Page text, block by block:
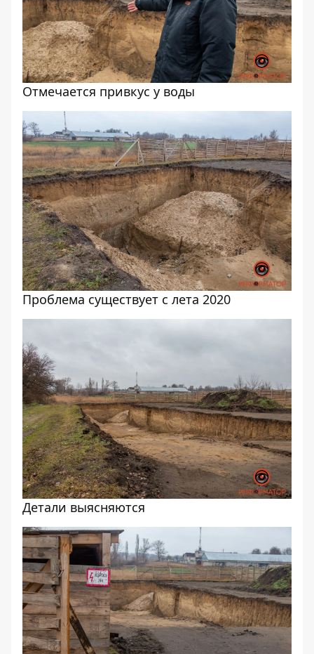
Отмечается привкус у воды
Проблема существует с лета 2020
Детали выясняются